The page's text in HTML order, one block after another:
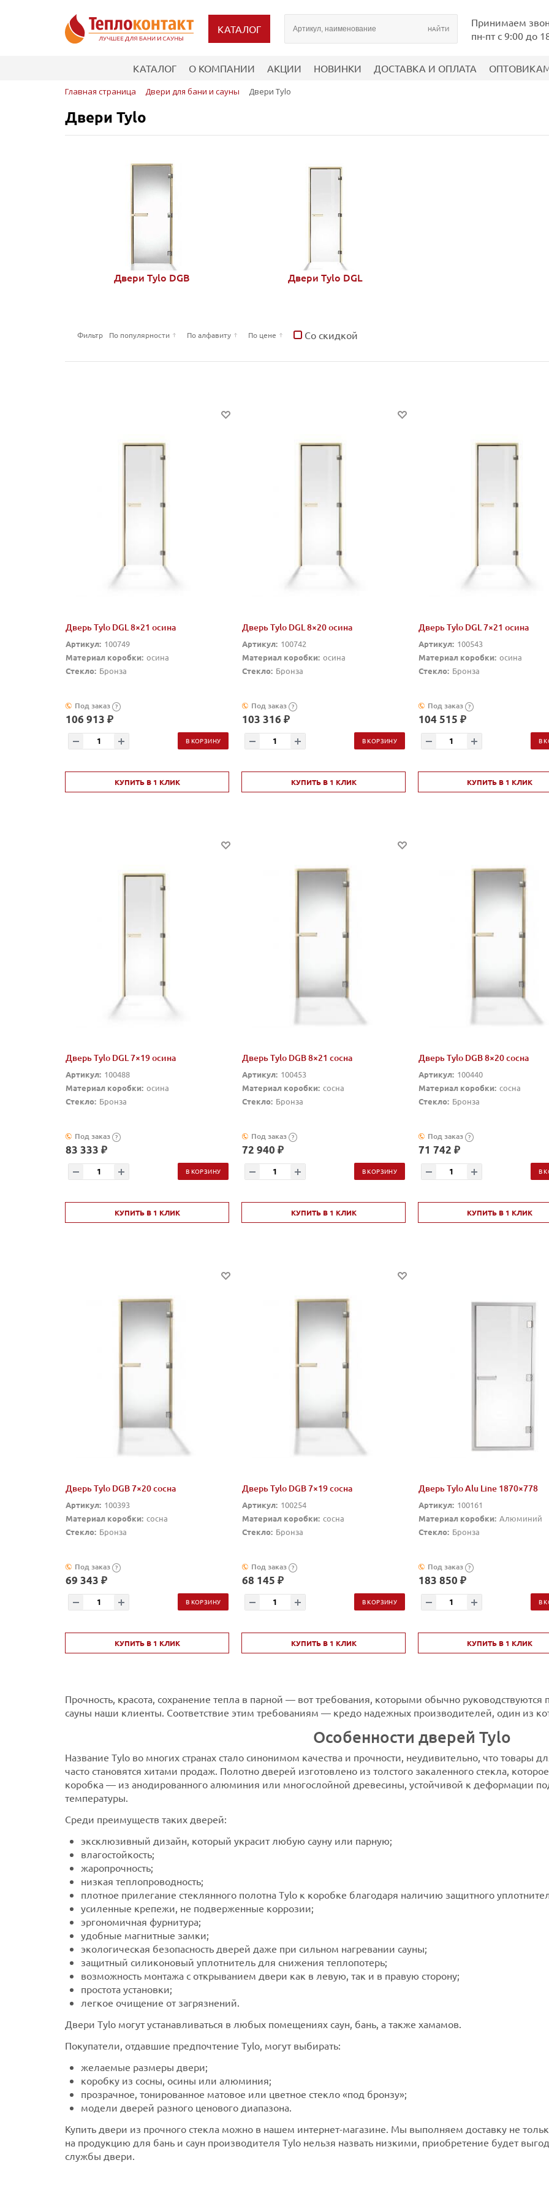
КАТАЛОГ
Принимаем
пн-пт с 9:00 до
КАТАЛОГ О КОМПАНИИ АКЦИИ НОВИНКИ ДОСТАВКА И ОПЛАТА
Главная страница Двери для бани и сауны Двери Tylo
Двери Tylo
Двери Tylo DGB Двери Tylo DGL
Фильтр По популярности По алфавиту По цене Со скидкой
Дверь Tylo DGL 8×21 осина
Артикул: 100749
Материал коробки: осина
Стекло: Бронза
Под заказ ?
106 913 ₽
В КОРЗИНУ
КУПИТЬ В 1 КЛИК
Дверь Tylo DGL 8×20 осина
Артикул: 100742
Материал коробки: осина
Стекло: Бронза
Под заказ ?
103 316 ₽
В КОРЗИНУ
КУПИТЬ В 1 КЛИК
Дверь Tylo DGL 7×21 осина
Артикул: 100543
Материал коробки: осина
Стекло: Бронза
Под заказ ?
104 515 ₽
В
КУПИТЬ В 1 КЛИК
Дверь Tylo DGL 7×19 осина
Артикул: 100488
Материал коробки: осина
Стекло: Бронза
Под заказ ?
83 333 ₽
В КОРЗИНУ
КУПИТЬ В 1 КЛИК
Дверь Tylo DGB 8×21 сосна
Артикул: 100453
Материал коробки: сосна
Стекло: Бронза
Под заказ ?
72 940 ₽
В КОРЗИНУ
КУПИТЬ В 1 КЛИК
Дверь Tylo DGB 8×20 сосна
Артикул: 100440
Материал коробки: сосна
Стекло: Бронза
Под заказ ?
71 742 ₽
В
КУПИТЬ В 1 КЛИК
Дверь Tylo DGB 7×20 сосна
Артикул: 100393
Материал коробки: сосна
Стекло: Бронза
Под заказ ?
69 343 ₽
В КОРЗИНУ
КУПИТЬ В 1 КЛИК
Дверь Tylo DGB 7×19 сосна
Артикул: 100254
Материал коробки: сосна
Стекло: Бронза
Под заказ ?
68 145 ₽
В КОРЗИНУ
КУПИТЬ В 1 КЛИК
Дверь Tylo Alu Line 1870×778
Артикул: 100161
Материал коробки: Алюминий
Стекло: Бронза
Под заказ ?
183 850 ₽
В
КУПИТЬ В 1 КЛИК
Прочность, красота, сохранение тепла в парной — вот требования, которыми обычно
сауны наши клиенты. Соответствие этим требованиям — кредо надежных производителей, один из
Особенности дверей Tylo
Название Tylo во многих странах стало синонимом качества и прочности, неудивительно, что товары
часто становятся хитами продаж. Полотно дверей изготовлено из толстого закаленного стекла,
коробка — из анодированного алюминия или многослойной древесины, устойчивой к деформации
температуры.
Среди преимуществ таких дверей:
эксклюзивный дизайн, который украсит любую сауну или парную;
влагостойкость;
жаропрочность;
низкая теплопроводность;
плотное прилегание стеклянного полотна Tylo к коробке благодаря наличию защитного
усиленные крепежи, не подверженные коррозии;
эргономичная фурнитура;
удобные магнитные замки;
экологическая безопасность дверей даже при сильном нагревании сауны;
защитный силиконовый уплотнитель для снижения теплопотерь;
возможность монтажа с открыванием двери как в левую, так и в правую сторону;
простота установки;
легкое очищение от загрязнений.
Двери Tylo могут устанавливаться в любых помещениях саун, бань, а также хамамов.
Покупатели, отдавшие предпочтение Tylo, могут выбирать:
желаемые размеры двери;
коробку из сосны, осины или алюминия;
прозрачное, тонированное матовое или цветное стекло «под бронзу»;
модели дверей разного ценового диапазона.
Купить двери из прочного стекла можно в нашем интернет-магазине. Мы выполняем доставку не
на продукцию для бань и саун производителя Tylo нельзя назвать низкими, приобретение будет
службы двери.